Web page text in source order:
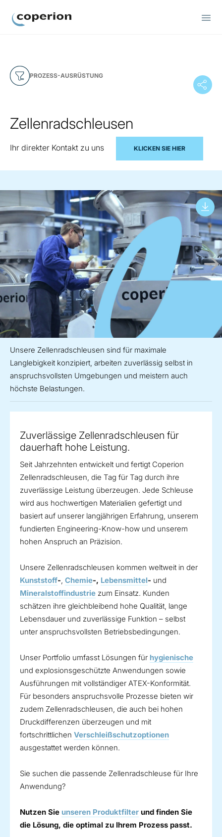
PROZESS-AUSRÜSTUNG
Zellenradschleusen
Ihr direkter Kontakt zu uns KLICKEN SIE HIER
Unsere Zellenradschleusen sind für maximale
Langlebigkeit konzipiert, arbeiten zuverlässig selbst in
anspruchsvollsten Umgebungen und meistern auch
höchste Belastungen.
Zuverlässige Zellenradschleusen für
dauerhaft hohe Leistung.
Seit Jahrzehnten entwickelt und fertigt Coperion
Zellenradschleusen, die Tag für Tag durch ihre
zuverlässige Leistung überzeugen. Jede Schleuse
wird aus hochwertigen Materialien gefertigt und
basiert auf unserer langjährigen Erfahrung, unserem
fundierten Engineering-Know-how und unserem
hohen Anspruch an Präzision.
Unsere Zellenradschleusen kommen weltweit in der
Kunststoff-, Chemie-, Lebensmittel- und
Mineralstoffindustrie zum Einsatz. Kunden
schätzen ihre gleichbleibend hohe Qualität, lange
Lebensdauer und zuverlässige Funktion – selbst
unter anspruchsvollsten Betriebsbedingungen.
Unser Portfolio umfasst Lösungen für hygienische
und explosionsgeschützte Anwendungen sowie
Ausführungen mit vollständiger ATEX-Konformität.
Für besonders anspruchsvolle Prozesse bieten wir
zudem Zellenradschleusen, die auch bei hohen
Druckdifferenzen überzeugen und mit
fortschrittlichen Verschleißschutzoptionen
ausgestattet werden können.
Sie suchen die passende Zellenradschleuse für Ihre
Anwendung?
Nutzen Sie unseren Produktfilter und finden Sie
die Lösung, die optimal zu Ihrem Prozess passt.